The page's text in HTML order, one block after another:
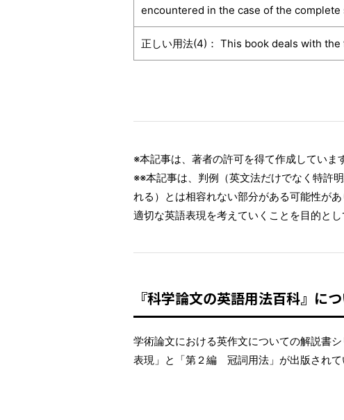
encountered in the case of the
正しい用法(4)： This book deals with
※本記事は、著者の許可を得て作成していま
※※本記事は、判例（英文法だけでなく特許
れる）とは相容れない部分がある可能性が
適切な英語表現を考えていくことを目的とし
『科学論文の英語用法百科』に
学術論文における英作文についての解説書
表現」と「第２編 冠詞用法」が出版されて